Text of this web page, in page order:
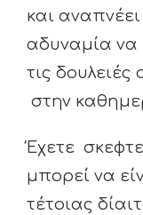
και
αδυναμία να
τις
στην
Έχετε
μπορεί να
τέτοιας